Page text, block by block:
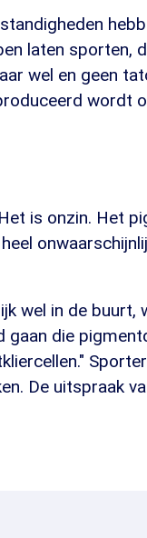
laten sporten,
wel en geen
wordt
is onzin. Het
wel in de buurt,
gaan die
De uitspraak